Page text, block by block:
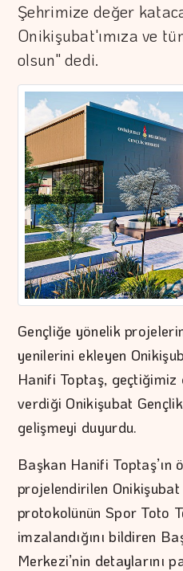
Şehrimize değer
Onikişubat'ımıza ve
olsun" dedi.
Gençliğe yönelik
yenilerini ekleyen
Hanifi Toptaş, geçtiğimiz
verdiği Onikişubat
gelişmeyi duyurdu.
Başkan Hanifi Toptaş’ın
projelendirilen Onikişubat
protokolünün Spor Toto
imzalandığını bildiren
Merkezi’nin detaylarını